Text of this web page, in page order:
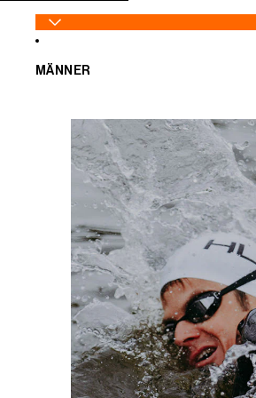
MÄNNER